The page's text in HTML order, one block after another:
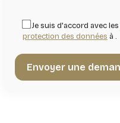
Je suis d'accord avec les
protection des données à .